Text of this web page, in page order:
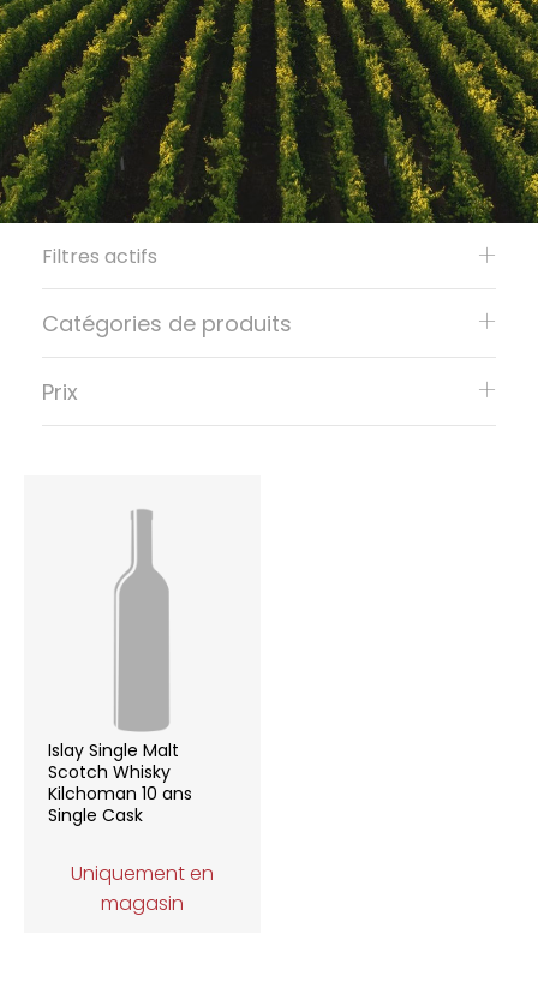
Islay Single Malt
Scotch Whisky
Kilchoman 10 ans
Single Cask
Uniquement en
magasin
Filtres actifs
Catégories de produits
Prix